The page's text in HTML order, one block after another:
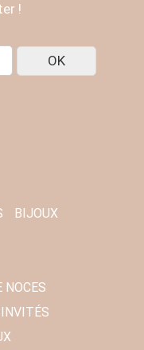
!
OK
BIJOUX
NOCES
INVITÉS